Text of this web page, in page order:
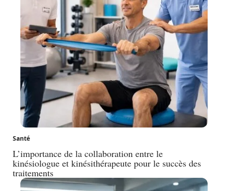
Santé
L’importance de la collaboration entre le
kinésiologue et kinésithérapeute pour le succès des
traitements